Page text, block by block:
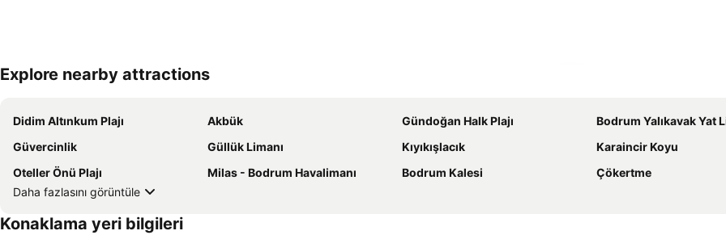
Explore nearby attractions
Didim Altınkum Plajı Akbük Gündoğan Halk Plajı
Bodrum Yalıkavak Yat
Güvercinlik
Güllük Limanı Kıyıkışlacık
Karaincir Koyu
Oteller Önü Plajı
Milas - Bodrum Havalimanı Bodrum Kalesi
Çökertme
Daha fazlasını görüntüle
Konaklama yeri bilgileri